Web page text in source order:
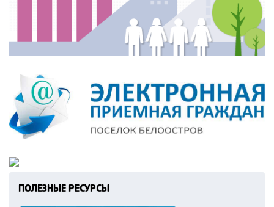
ПОЛЕЗНЫЕ РЕСУРСЫ